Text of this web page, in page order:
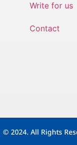
Write for us
Contact
© 2024. All Rights